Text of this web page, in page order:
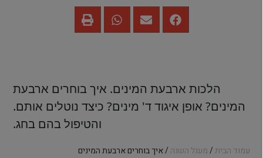
הלכות ארבעת המינים. איך בוחרים ארבעת
המינים? אופן איגוד ד' מינים? כיצד נוטלים אותם.
והטיפול בהם בחג.
עמוד הבית/מעגל השנה / איך בוחרים ארבעת המינים